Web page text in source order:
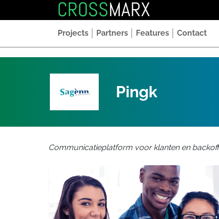
CROSSMARX
Projects Partners Features Contact
Pingk
Communicatieplatform voor klanten en